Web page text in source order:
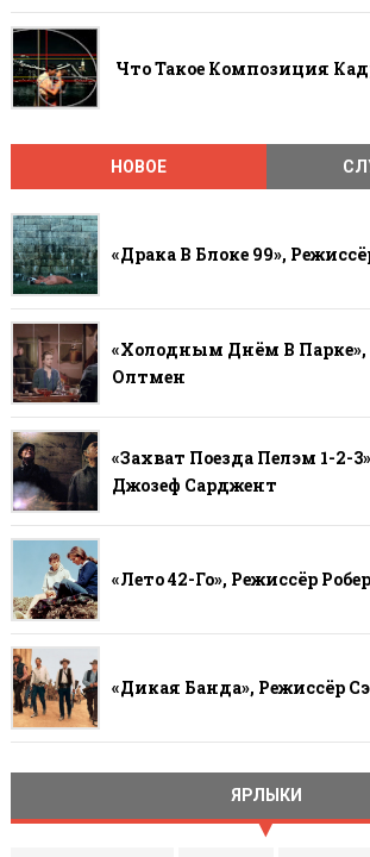
Что Такое Композиция
НОВОЕ
«Драка В Блоке 99»,
«Холодным Днём В Парке»,
Олтмен
«Захват Поезда Пелэм 1-2-
Джозеф Сарджент
«Лето 42-Го», Режиссёр
«Дикая Банда», Режиссёр
ЯРЛЫКИ